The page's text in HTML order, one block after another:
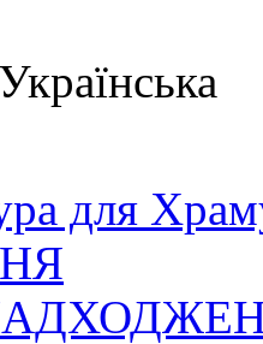
Українська
для